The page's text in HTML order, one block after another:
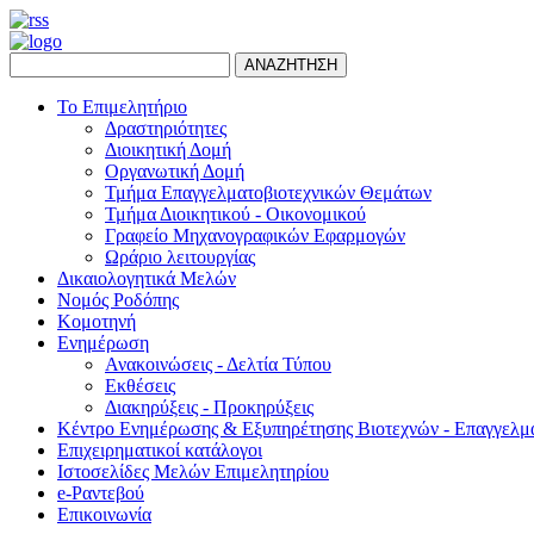
ΑΝΑΖΗΤΗΣΗ
Το Επιμελητήριο
Δραστηριότητες
Διοικητική Δομή
Οργανωτική Δομή
Τμήμα Επαγγελματοβιοτεχνικών Θεμάτων
Τμήμα Διοικητικού - Οικονομικού
Γραφείο Μηχανογραφικών Εφαρμογών
Ωράριο λειτουργίας
Δικαιολογητικά Μελών
Νομός Ροδόπης
Κομοτηνή
Ενημέρωση
Ανακοινώσεις - Δελτία Τύπου
Εκθέσεις
Διακηρύξεις - Προκηρύξεις
Κέντρο Ενημέρωσης & Εξυπηρέτησης Βιοτεχνών -
Επιχειρηματικοί κατάλογοι
Ιστοσελίδες Μελών Επιμελητηρίου
e-Ραντεβού
Επικοινωνία